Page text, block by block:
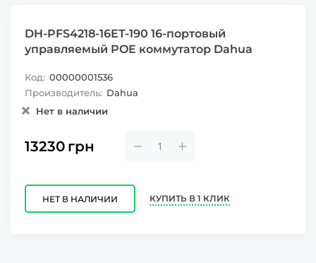
DH-PFS4218-16ET-190 16-портовый
управляемый POE коммутатор Dahua
Код: 00000001536
Производитель: Dahua
Нет в наличии
13230 грн
НЕТ В НАЛИЧИИ КУПИТЬ В 1 КЛИК